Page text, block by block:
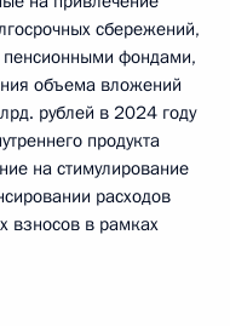
сбережений,
фондами,
объема вложений
рублей в 2024 году
продукта
на стимулирование
расходов
взносов в рамках